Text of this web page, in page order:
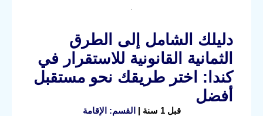
دليلك الشامل إلى الطرق
الثمانية القانونية للاستقرار في
كندا: اختر طريقك نحو مستقبل
أفضل
قبل 1 سنة | القسم: الإقامة